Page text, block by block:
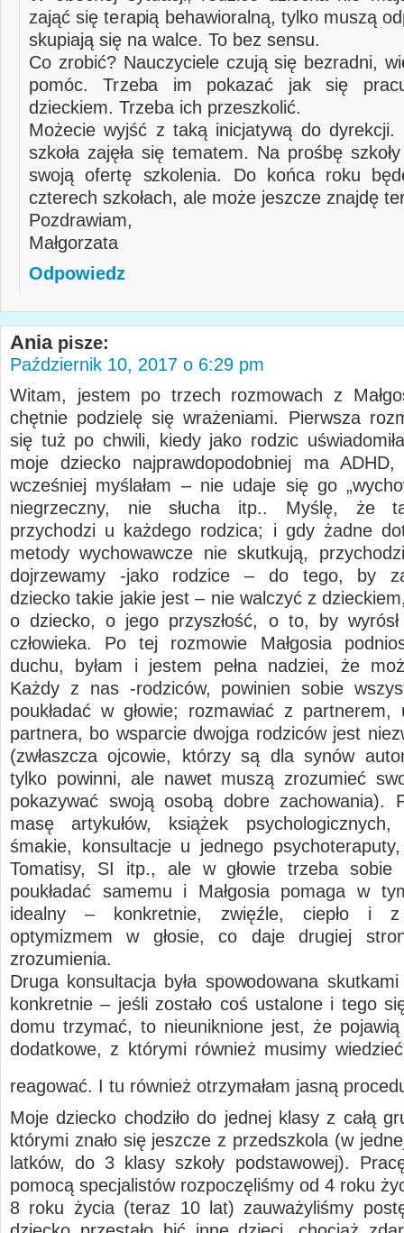
zająć się terapią behawioralną, tylko muszą
skupiają się na walce. To bez sensu.
Co zrobić? Nauczyciele czują się bezradni,
pomóc. Trzeba im pokazać jak się
dzieckiem. Trzeba ich przeszkolić.
Możecie wyjść z taką inicjatywą do dyrekcji.
szkoła zajęła się tematem. Na prośbę
swoją ofertę szkolenia. Do końca roku
czterech szkołach, ale może jeszcze znajdę
Pozdrawiam,
Małgorzata
Odpowiedz
Ania pisze:
Październik 10, 2017 o 6:29 pm
Witam, jestem po trzech rozmowach z
chętnie podzielę się wrażeniami. Pierwsza
się tuż po chwili, kiedy jako rodzic
moje dziecko najprawdopodobniej ma
wcześniej myślałam – nie udaje się go
niegrzeczny, nie słucha itp.. Myślę, że
przychodzi u każdego rodzica; i gdy żadne
metody wychowawcze nie skutkują,
dojrzewamy -jako rodzice – do tego, by
dziecko takie jakie jest – nie walczyć z
o dziecko, o jego przyszłość, o to, by
człowieka. Po tej rozmowie Małgosia
duchu, byłam i jestem pełna nadziei, że
Każdy z nas -rodziców, powinien sobie
poukładać w głowie; rozmawiać z partnerem,
partnera, bo wsparcie dwojga rodziców jest
(zwłaszcza ojcowie, którzy są dla synów
tylko powinni, ale nawet muszą zrozumieć
pokazywać swoją osobą dobre zachowania).
masę artykułów, książek
śmakie, konsultacje u jednego
Tomatisy, SI itp., ale w głowie trzeba sobie
poukładać samemu i Małgosia pomaga w
idealny – konkretnie, zwięźle, ciepło i z
optymizmem w głosie, co daje drugiej
zrozumienia.
Druga konsultacja była spowodowana
konkretnie – jeśli zostało coś ustalone i tego
domu trzymać, to nieuniknione jest, że
dodatkowe, z którymi również musimy
reagować. I tu również otrzymałam jasną
Moje dziecko chodziło do jednej klasy z całą
którymi znało się jeszcze z przedszkola (w
latków, do 3 klasy szkoły podstawowej).
pomocą specjalistów rozpoczęliśmy od 4 roku
8 roku życia (teraz 10 lat) zauważyliśmy